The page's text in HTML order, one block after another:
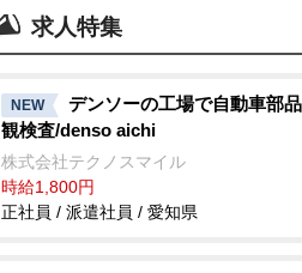
求人特集
NEW
デンソーの工場で自動車部
観検査/denso aichi
株式会社テクノスマイル
時給1,800円
正社員 / 派遣社員 / 愛知県